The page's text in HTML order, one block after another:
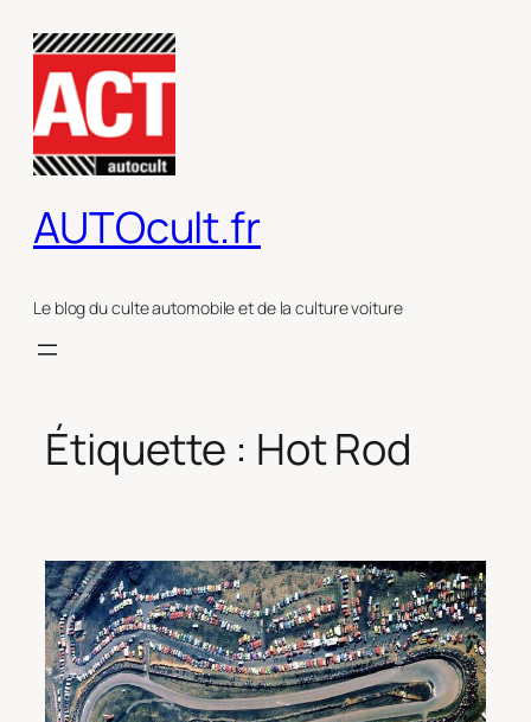
contenu
AUTOcult.fr
Le blog du culte automobile et de la culture voiture
Étiquette : Hot Rod